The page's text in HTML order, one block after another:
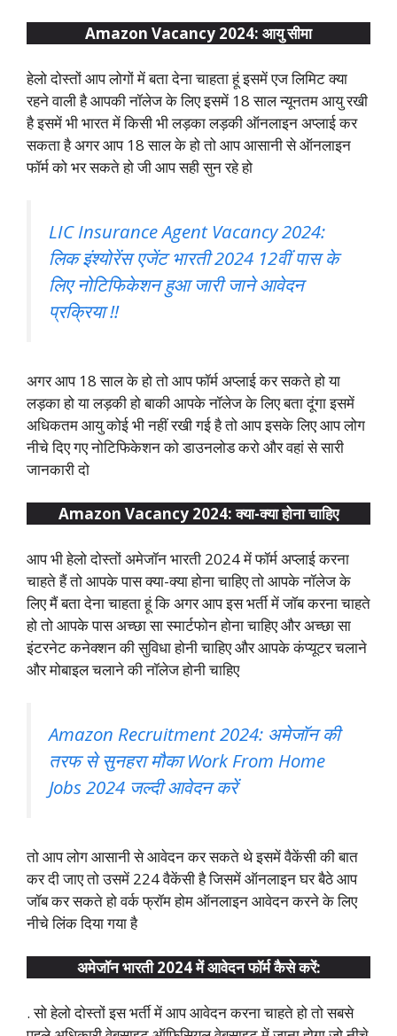
Amazon Vacancy 2024: आयु सीमा
हेलो दोस्तों आप लोगों में बता देना चाहता हूं इसमें एज लिमिट क्या
रहने वाली है आपकी नॉलेज के लिए इसमें 18 साल न्यूनतम आयु रखी
है इसमें भी भारत में किसी भी लड़का लड़की ऑनलाइन अप्लाई कर
सकता है अगर आप 18 साल के हो तो आप आसानी से ऑनलाइन
फॉर्म को भर सकते हो जी आप सही सुन रहे हो
LIC Insurance Agent Vacancy 2024:
लिक इंश्योरेंस एजेंट भारती 2024 12वीं पास के
लिए नोटिफिकेशन हुआ जारी जाने आवेदन
प्रक्रिया !!
अगर आप 18 साल के हो तो आप फॉर्म अप्लाई कर सकते हो या
लड़का हो या लड़की हो बाकी आपके नॉलेज के लिए बता दूंगा इसमें
अधिकतम आयु कोई भी नहीं रखी गई है तो आप इसके लिए आप लोग
नीचे दिए गए नोटिफिकेशन को डाउनलोड करो और वहां से सारी
जानकारी दो
Amazon Vacancy 2024: क्या-क्या होना चाहिए
आप भी हेलो दोस्तों अमेजॉन भारती 2024 में फॉर्म अप्लाई करना
चाहते हैं तो आपके पास क्या-क्या होना चाहिए तो आपके नॉलेज के
लिए मैं बता देना चाहता हूं कि अगर आप इस भर्ती में जॉब करना चाहते
हो तो आपके पास अच्छा सा स्मार्टफोन होना चाहिए और अच्छा सा
इंटरनेट कनेक्शन की सुविधा होनी चाहिए और आपके कंप्यूटर चलाने
और मोबाइल चलाने की नॉलेज होनी चाहिए
Amazon Recruitment 2024: अमेजॉन की
तरफ से सुनहरा मौका Work From Home
Jobs 2024 जल्दी आवेदन करें
तो आप लोग आसानी से आवेदन कर सकते थे इसमें वैकेंसी की बात
कर दी जाए तो उसमें 224 वैकेंसी है जिसमें ऑनलाइन घर बैठे आप
जॉब कर सकते हो वर्क फ्रॉम होम ऑनलाइन आवेदन करने के लिए
नीचे लिंक दिया गया है
अमेजॉन भारती 2024 में आवेदन फॉर्म कैसे करें:
. सो हेलो दोस्तों इस भर्ती में आप आवेदन करना चाहते हो तो सबसे